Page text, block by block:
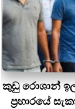
කුඩු රොශාන්
ප්‍රහාරයේ